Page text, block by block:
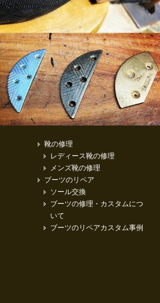
靴の修理
レディース靴の修理
メンズ靴の修理
ブーツのリペア
ソール交換
ブーツの修理・カスタムにつ
いて
ブーツのリペアカスタム事例